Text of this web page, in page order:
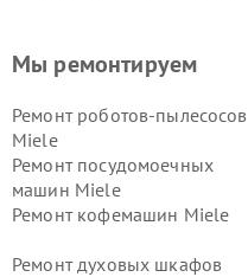
Мы ремонтируем
Ремонт роботов-пылесосов
Miele
Ремонт посудомоечных
машин Miele
Ремонт кофемашин Miele
Ремонт духовых шкафов